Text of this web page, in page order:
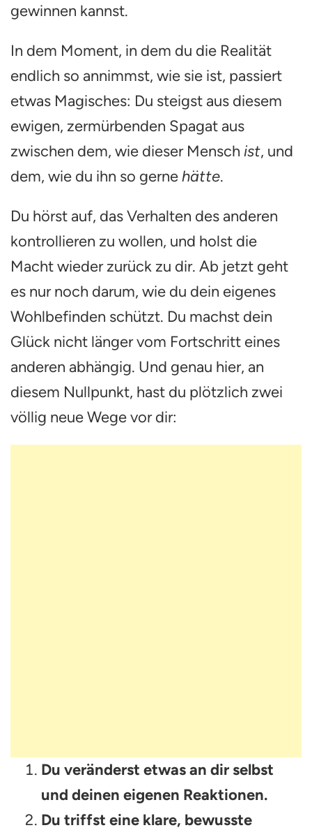
gewinnen kannst.
In dem Moment, in dem du die Realität
endlich so annimmst, wie sie ist, passiert
etwas Magisches: Du steigst aus diesem
ewigen, zermürbenden Spagat aus
zwischen dem, wie dieser Mensch ist, und
dem, wie du ihn so gernehätte.
Du hörst auf, das Verhalten des anderen
kontrollieren zu wollen, und holst die
Macht wieder zurück zu dir. Ab jetzt geht
es nur noch darum, wie du dein eigenes
Wohlbefinden schützt. Du machst dein
Glück nicht länger vom Fortschritt eines
anderen abhängig. Und genau hier, an
diesem Nullpunkt, hast du plötzlich zwei
völlig neue Wege vor dir:
Du veränderst etwas an dir selbst
und deinen eigenen Reaktionen.
Du triffst eine klare, bewusste